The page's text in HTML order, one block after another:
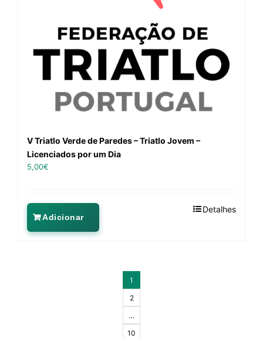
V Triatlo Verde de Paredes – Triatlo Jovem –
Licenciados por um Dia
5,00€
Adicionar
Detalhes
1
2
…
10